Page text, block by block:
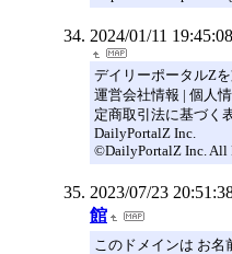
2024/01/11 19:45:08
デイリーポータルZ
運営会社情報 | 個人
定商取引法に基づく
DailyPortalZ Inc.
©DailyPortalZ Inc. All
2023/07/23
館
このドメインは お名